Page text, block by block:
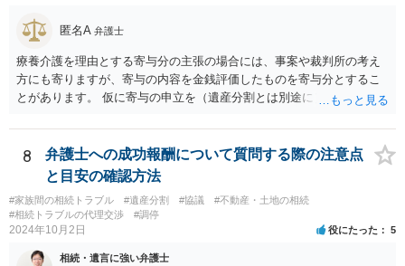
匿名A 弁護士
療養介護を理由とする寄与分の主張の場合には、事案や裁判所の考え
方にも寄りますが、寄与の内容を金銭評価したものを寄与分とするこ
とがあります。 仮に寄与の申立を（遺産分割とは別途に）して、その
価）は不要ということもあります。 ただ、前提として、遺産分割はし
なければならないでしょうから、現実的にはいずれにせよ不動産評価
は必要でしょう。
8
弁護士への成功報酬について質問する際の注意点
と目安の確認方法
#家族間の相続トラブル #遺産分割 #協議
#不動産・土地の相続
#相続トラブルの代理交渉
#調停
2024年10月2日 役にたった 5
相続・遺言に強い弁護士